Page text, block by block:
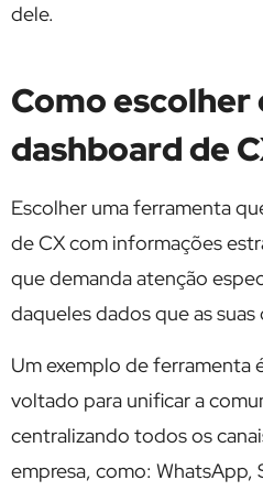
dele.
Como escolher
dashboard de
Escolher uma ferramenta
de CX com informações
que demanda atenção
daqueles dados que as
Um exemplo de ferramenta
voltado para unificar a
centralizando todos os
empresa, como: WhatsApp,